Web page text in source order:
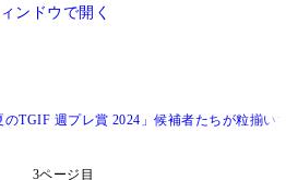
ンドウで開く
TGIF 週プレ賞 2024」候補者たちが粒揃
3ページ目